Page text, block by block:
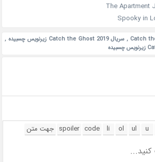
, سريال Catch the Ghost 2019 زیرنویس چسبیده
,